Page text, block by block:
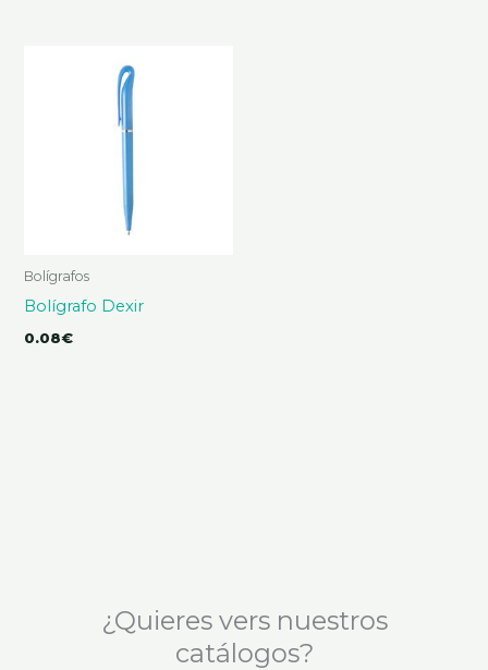
Bolígrafos
Bolígrafo Dexir
0.08€
¿Quieres vers nuestros
catálogos?